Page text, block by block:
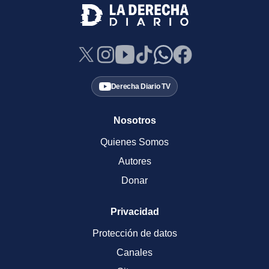
Derecha Diario TV
Nosotros
Quienes Somos
Autores
Donar
Privacidad
Protección de datos
Canales